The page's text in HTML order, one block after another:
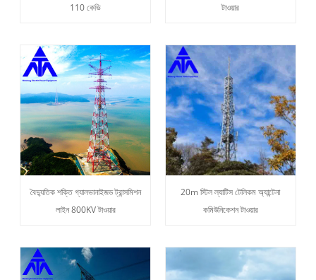
110 কেভি
টাওয়ার
বৈদ্যুতিক শক্তি গ্যালভানাইজড ট্রান্সমিশন
লাইন 800KV টাওয়ার
20m স্টিল ল্যাটিস টেলিকম অ্যান্টেনা
কমিউনিকেশন টাওয়ার